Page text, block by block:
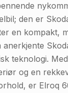
den er
en kompakt,
teknologi.
og en
er Elroq